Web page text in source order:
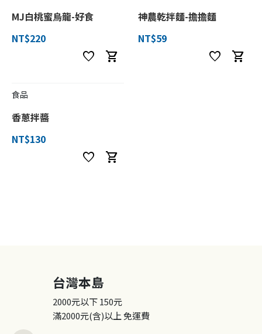
MJ白桃蜜烏龍-好食
NT$220
favorite shopping_cart
神農乾拌麵-擔擔麵
NT$59
favorite shopping_cart
食品
香蔥拌醬
NT$130
favorite shopping_cart
台灣本島
2000元以下150元
滿2000元(含)以上免運費